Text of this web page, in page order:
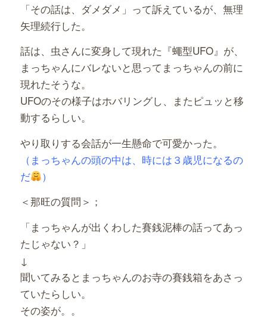
「その話は、ダメダメ」って訴えているが、無理
矢理続行した。
話は、虫さんに変身して現れた『蠅型UFO』が、
まっちゃんにバレないと思ってまっちゃんの前に
現れたそうな。
UFOのその様子はホバリングし、またピュッと移
動するらしい。
やり取りする会話が一生懸命で可愛かった。
（まっちゃんの頭の中は、時には３歳児になるの
だ
）
＜那旺の質問＞；
「まっちゃんが出くわした賽銭泥棒の話ってあっ
たじゃない？」
↓
聞いてみるとまっちゃんのお寺の賽銭箱をあさっ
ていたらしい。
その姿が。。